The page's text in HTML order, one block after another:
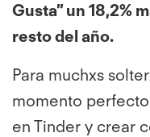
Gusta” un 18,2%
resto del año.
Para muchxs
momento
en Tinder y crear